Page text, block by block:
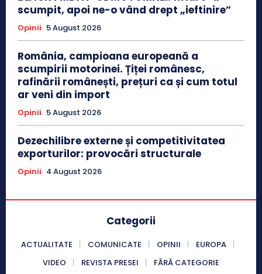
scumpit, apoi ne-o vând drept „ieftinire”
Opinii 5 August 2026
România, campioana europeană a
scumpirii motorinei. Țiței românesc,
rafinării românești, prețuri ca și cum totul
ar veni din import
Opinii 5 August 2026
Dezechilibre externe și competitivitatea
exporturilor: provocări structurale
Opinii 4 August 2026
Categorii
ACTUALITATE COMUNICATE OPINII
EUROPA
VIDEO
REVISTA PRESEI FĂRĂ CATEGORIE